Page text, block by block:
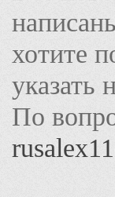
хотите
указать
По